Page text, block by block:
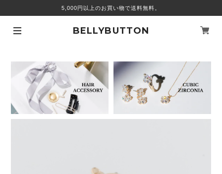
5,000円以上のお買い物で送料無料。
BELLYBUTTON